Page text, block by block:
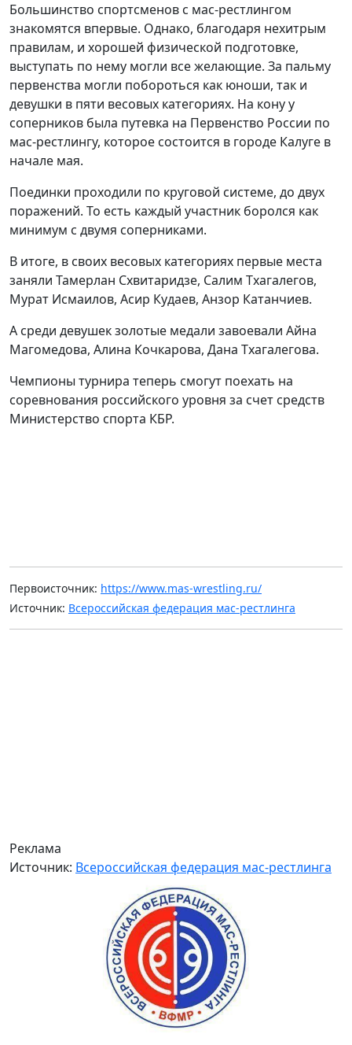
Большинство спортсменов с мас-рестлингом
знакомятся впервые. Однако, благодаря нехитрым
правилам, и хорошей физической подготовке,
выступать по нему могли все желающие. За пальму
первенства могли побороться как юноши, так и
девушки в пяти весовых категориях. На кону у
соперников была путевка на Первенство России по
мас-рестлингу, которое состоится в городе Калуге в
начале мая.
Поединки проходили по круговой системе, до двух
поражений. То есть каждый участник боролся как
минимум с двумя соперниками.
В итоге, в своих весовых категориях первые места
заняли Тамерлан Схвитаридзе, Салим Тхагалегов,
Мурат Исмаилов, Асир Кудаев, Анзор Катанчиев.
А среди девушек золотые медали завоевали Айна
Магомедова, Алина Кочкарова, Дана Тхагалегова.
Чемпионы турнира теперь смогут поехать на
соревнования российского уровня за счет средств
Министерство спорта КБР.
Первоисточник: https://www.mas-wrestling.ru/
Источник: Всероссийская федерация мас-рестлинга
Реклама
Источник: Всероссийская федерация мас-рестлинга